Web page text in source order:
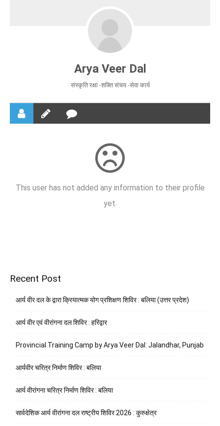
Arya Veer Dal
संस्कृति रक्षा -शक्ति संचय -सेवा कार्य
This user has not added any information to their profile
yet.
Recent Post
आर्य वीर दल के द्वारा क्रियात्मक योग प्रशिक्षण शिविर : बलिया (उत्तर प्रदेश)
आर्य वीर एवं वीरांगना दल शिविर : हरिद्वार
Provincial Training Camp by Arya Veer Dal: Jalandhar, Punjab
आर्यवीर चरित्र निर्माण शिविर : बलिया
आर्य वीरांगना चरित्र निर्माण शिविर : बलिया
सार्वदेशिक आर्य वीरांगना दल राष्ट्रीय शिविर 2026 : कुरुक्षेत्र